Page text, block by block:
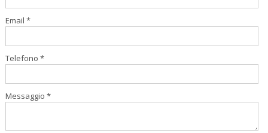
Email *
Telefono *
Messaggio *